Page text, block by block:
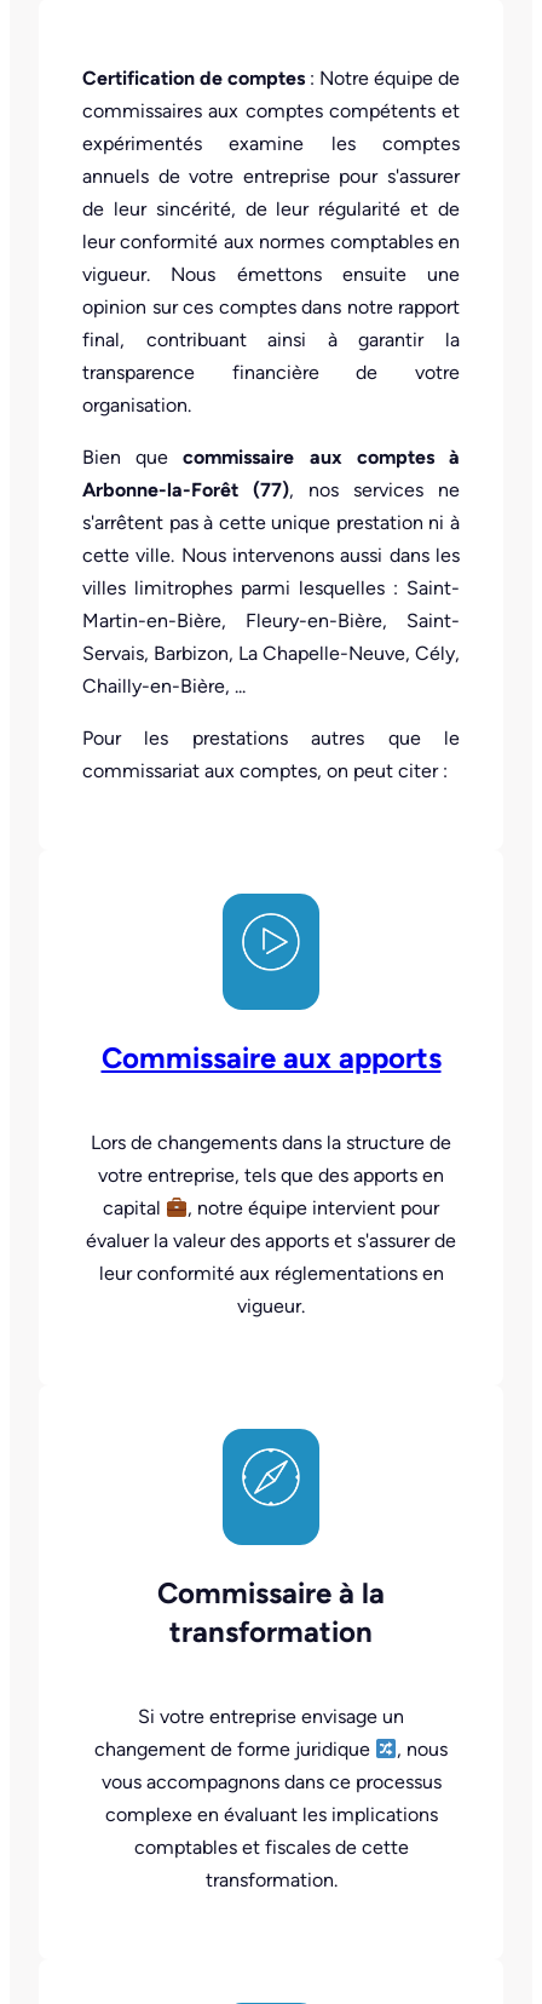
Certification de comptes : Notre équipe de
commissaires aux comptes compétents et
expérimentés examine les comptes
annuels de votre entreprise pour s'assurer
de leur sincérité, de leur régularité et de
leur conformité aux normes comptables en
vigueur. Nous émettons ensuite une
opinion sur ces comptes dans notre rapport
final, contribuant ainsi à garantir la
transparence financière de votre
organisation.
Bien quecommissaire aux comptes à
Arbonne-la-Forêt (77), nos services ne
s'arrêtent pas à cette unique prestation ni à
cette ville. Nous intervenons aussi dans les
villes limitrophes parmi lesquelles : Saint-
Martin-en-Bière, Fleury-en-Bière, Saint-
Servais, Barbizon, La Chapelle-Neuve, Cély,
Chailly-en-Bière, ...
Pour les prestations autres que le
commissariat aux comptes, on peut citer :
Commissaire aux apports
Lors de changements dans la structure de
votre entreprise, tels que des apports en
capital
, notre équipe intervient pour
évaluer la valeur des apports et s'assurer de
leur conformité aux réglementations en
vigueur.
Commissaire à la
transformation
Si votre entreprise envisage un
changement de forme juridique
, nous
vous accompagnons dans ce processus
complexe en évaluant les implications
comptables et fiscales de cette
transformation.